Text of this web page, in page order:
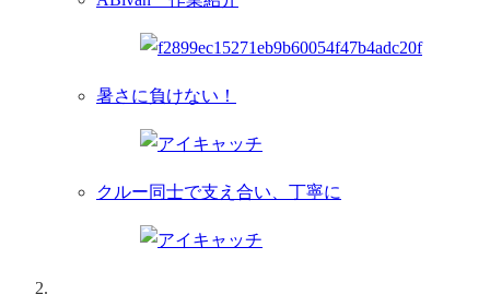
暑さに負けない！
クルー同士で支え合い、丁寧に